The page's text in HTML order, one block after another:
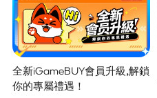
全新iGameBUY會員升級,解鎖
你的專屬禮遇！